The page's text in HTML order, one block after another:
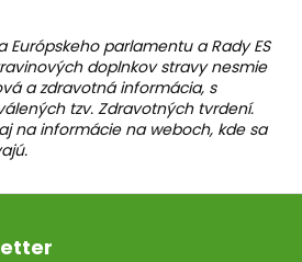
Európskeho parlamentu a Rady ES
doplnkov stravy nesmie
a zdravotná informácia, s
tzv. Zdravotných tvrdení.
na informácie na weboch, kde sa